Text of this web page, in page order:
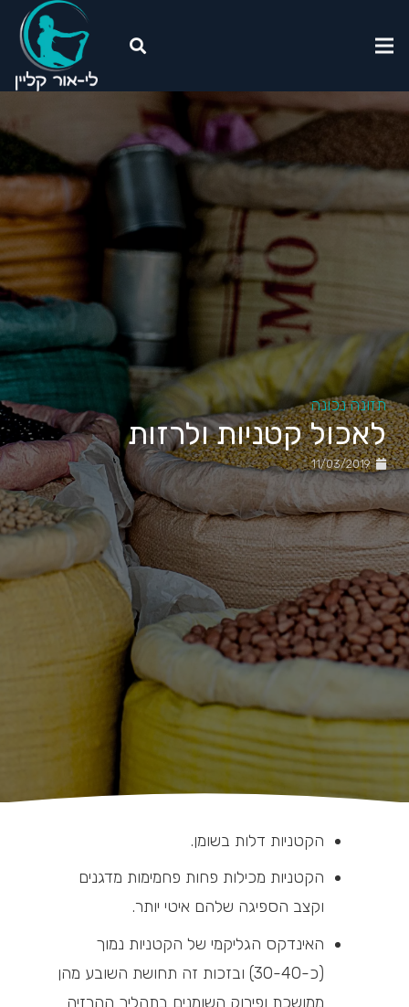
תזונה נכונה
לאכול קטניות ולרזות
11/03/2019
הקטניות דלות בשומן.
הקטניות מכילות פחות פחמימות מדגנים
וקצב הספיגה שלהם איטי יותר.
האינדקס הגליקמי של הקטניות נמוך
(כ-30-40) ובזכות זה תחושת השובע מהן
ממושכת ופירוק השומנים בתהליך ההרזיה